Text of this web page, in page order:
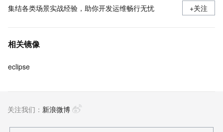
集结各类场景实战经验，助你开发运维畅行无忧 +关注
相关镜像
eclipse
关注我们： 新浪微博